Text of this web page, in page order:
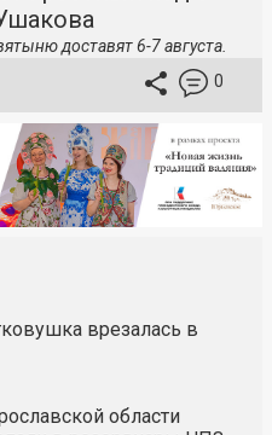
доставят 6-7 августа.
0
врезалась в
области